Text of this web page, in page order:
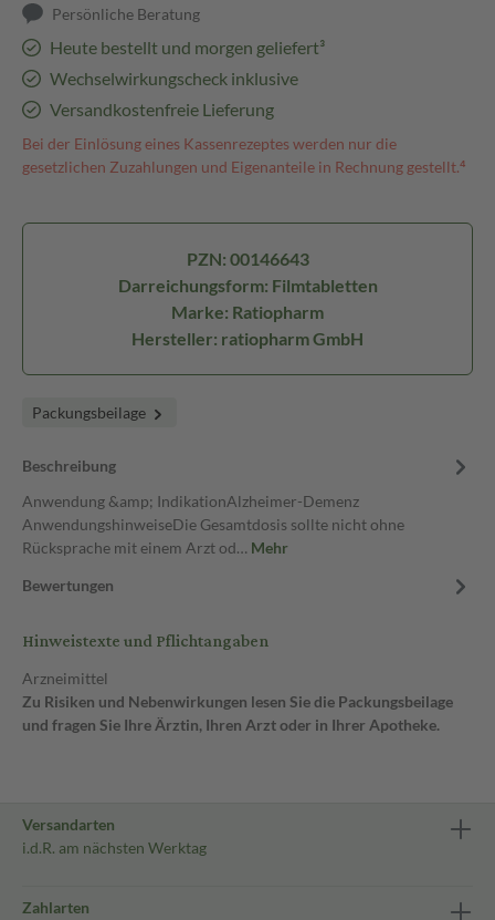
Persönliche Beratung
Heute bestellt und morgen geliefert³
Wechselwirkungscheck inklusive
Versandkostenfreie Lieferung
Bei der Einlösung eines Kassenrezeptes werden nur die
gesetzlichen Zuzahlungen und Eigenanteile in Rechnung gestellt.⁴
PZN: 00146643
Darreichungsform: Filmtabletten
Marke: Ratiopharm
Hersteller: ratiopharm GmbH
Packungsbeilage
Beschreibung
Anwendung &amp; IndikationAlzheimer-Demenz
AnwendungshinweiseDie Gesamtdosis sollte nicht ohne
Rücksprache mit einem Arzt od… Mehr
Bewertungen
Hinweistexte und Pflichtangaben
Arzneimittel
Zu Risiken und Nebenwirkungen lesen Sie die Packungsbeilage
und fragen Sie Ihre Ärztin, Ihren Arzt oder in Ihrer Apotheke.
Versandarten
i.d.R. am nächsten Werktag
Zahlarten